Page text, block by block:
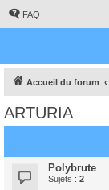
FAQ
Accueil du forum
ARTURIA
Polybrute
Sujets : 2